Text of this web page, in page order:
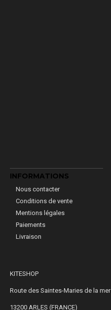
INFORMATIONS
Nous contacter
Conditions de vente
Mentions légales
Paiements
Livraison
KITESHOP
Route des Saintes-Maries de la mer
13200 ARLES (FRANCE)